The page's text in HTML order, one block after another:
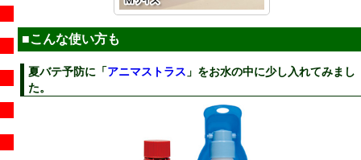
■こんな使い方も
夏バテ予防に「アニマストラス 」をお水の中に少し入れてみまし
た。